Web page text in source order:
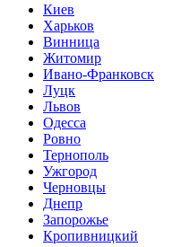
Киев
Харьков
Винница
Житомир
Ивано-Франковск
Луцк
Львов
Одесса
Ровно
Тернополь
Ужгород
Черновцы
Днепр
Запорожье
Кропивницкий